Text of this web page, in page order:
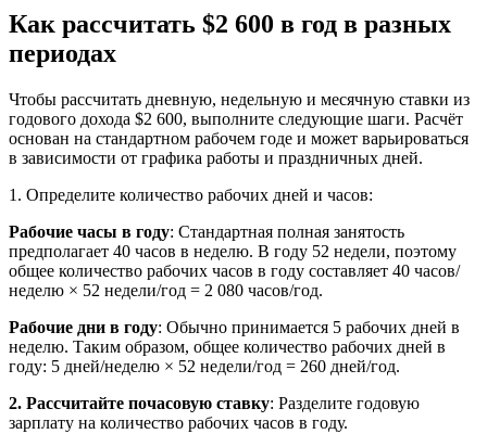
Как рассчитать $2 600 в год в разных
периодах
Чтобы рассчитать дневную, недельную и месячную ставки из
годового дохода $2 600, выполните следующие шаги. Расчёт
основан на стандартном рабочем годе и может варьироваться
в зависимости от графика работы и праздничных дней.
1. Определите количество рабочих дней и часов:
Рабочие часы в году: Стандартная полная занятость
предполагает 40 часов в неделю. В году 52 недели, поэтому
общее количество рабочих часов в году составляет 40 часов/
неделю × 52 недели/год = 2 080 часов/год.
Рабочие дни в году: Обычно принимается 5 рабочих дней в
неделю. Таким образом, общее количество рабочих дней в
году: 5 дней/неделю × 52 недели/год = 260 дней/год.
2. Рассчитайте почасовую ставку: Разделите годовую
зарплату на количество рабочих часов в году.